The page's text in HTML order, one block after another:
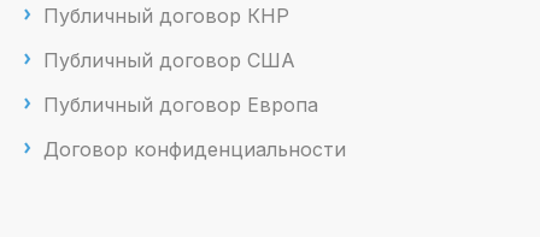
Публичный договор КНР
Публичный договор США
Публичный договор Европа
Договор конфиденциальности